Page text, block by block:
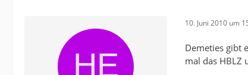
10. Juni 2010 um
Demeties gibt
mal das HBLZ